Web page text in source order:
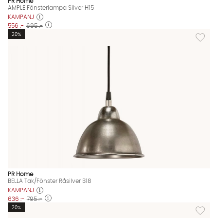
AMPLE Fönsterlampa Silver H15
KAMPANJ
556 :- 695 :-
Lägg till
20%
PR Home
BELLA Tak/Fönster Råsilver B18
KAMPANJ
636 :- 795 :-
Lägg
20%